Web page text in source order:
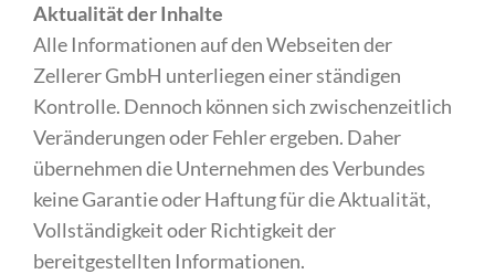
Aktualität der Inhalte
Alle Informationen auf den Webseiten der
Zellerer GmbH unterliegen einer ständigen
Kontrolle. Dennoch können sich zwischenzeitlich
Veränderungen oder Fehler ergeben. Daher
übernehmen die Unternehmen des Verbundes
keine Garantie oder Haftung für die Aktualität,
Vollständigkeit oder Richtigkeit der
bereitgestellten Informationen.